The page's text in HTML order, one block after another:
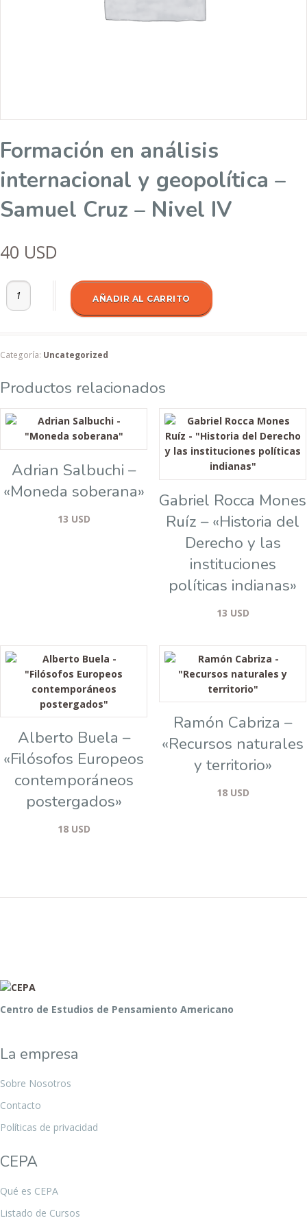
Formación en análisis
internacional y geopolítica –
Samuel Cruz – Nivel IV
40 USD
Formación en análisis internacional y geopolítica - Samuel Cruz -
AÑADIR AL CARRITO
Categoría: Uncategorized
Productos relacionados
Adrian Salbuchi –
«Moneda soberana»
13 USD
Gabriel Rocca Mones
Ruíz – «Historia del
Derecho y las
instituciones
políticas indianas»
13 USD
Alberto Buela –
«Filósofos Europeos
contemporáneos
postergados»
18 USD
Ramón Cabriza –
«Recursos naturales
y territorio»
18 USD
Centro de Estudios de Pensamiento Americano
La empresa
Sobre Nosotros
Contacto
Políticas de privacidad
CEPA
Qué es CEPA
Listado de Cursos